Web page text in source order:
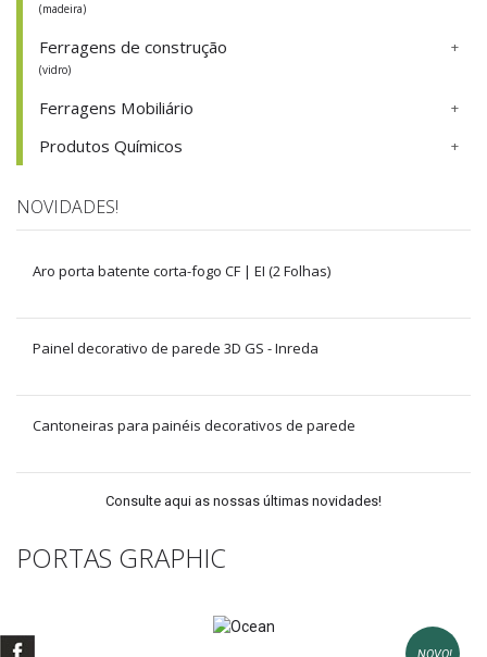
(madeira)
Ferragens de construção
(vidro)
Ferragens Mobiliário
Produtos Químicos
NOVIDADES!
Aro porta batente corta-fogo CF | EI (2 Folhas)
Painel decorativo de parede 3D GS - Inreda
Cantoneiras para painéis decorativos de parede
Consulte aqui as nossas últimas novidades!
PORTAS GRAPHIC
NOVO!